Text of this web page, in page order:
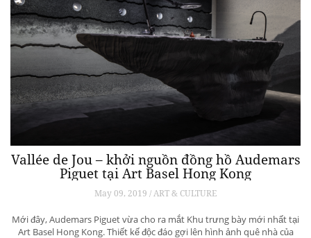
Vallée de Jou – khởi nguồn đồng hồ Audemars
Piguet tại Art Basel Hong Kong
May 09, 2019 / ART & CULTURE
Mới đây, Audemars Piguet vừa cho ra mắt Khu trưng bày mới nhất tại
Art Basel Hong Kong. Thiết kế độc đáo gợi lên hình ảnh quê nhà của